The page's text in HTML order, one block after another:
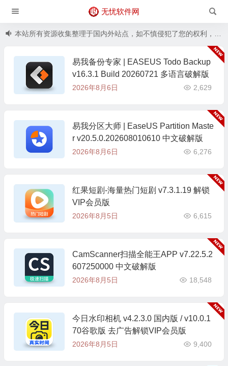
无忧软件网
本站所有资源收集整理于国内外站点，如不慎侵犯了您的权利，请联系邮箱：wycad@foxmail.com删除
易我备份专家 | EASEUS Todo Backup
v16.3.1 Build 20260721 多语言破解版
2026年8月6日 2,629
易我分区大师 | EaseUS Partition Maste
r v20.5.0.202608010610 中文破解版
2026年8月6日 6,276
红果短剧-海量热门短剧 v7.3.1.19 解锁
VIP会员版
2026年8月5日 6,615
CamScanner扫描全能王APP v7.22.5.2
607250000 中文破解版
2026年8月5日 18,548
今日水印相机 v4.2.3.0 国内版 / v10.0.1
70谷歌版 去广告解锁VIP会员版
2026年8月5日 9,400